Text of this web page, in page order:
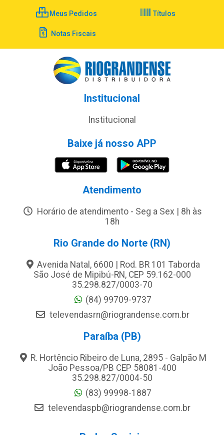
Meus Pedidos Títulos
Notas Fiscais
Institucional
Institucional
Baixe já nosso APP
Atendimento
Horário de atendimento - Seg a Sex | 8h às
18h
Rio Grande do Norte (RN)
Avenida Natal, 6600 | Rod. BR 101 Taborda
São José de Mipibú-RN, CEP 59.162-000
35.298.827/0003-70
(84) 99709-9737
televendasrn@riograndense.com.br
Paraíba (PB)
R. Hortêncio Ribeiro de Luna, 2895 - Galpão M
João Pessoa/PB CEP 58081-400
35.298.827/0004-50
(83) 99998-1887
televendaspb@riograndense.com.br